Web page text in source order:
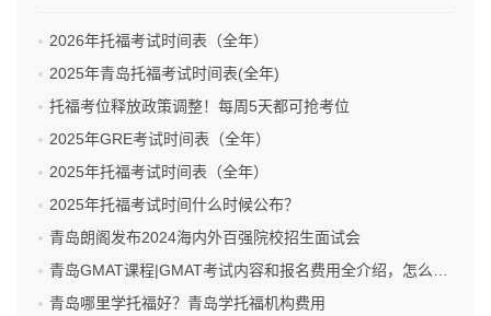
2026年托福考试时间表（全年）
2025年青岛托福考试时间表(全年)
托福考位释放政策调整！每周5天都可抢考位
2025年GRE考试时间表（全年）
2025年托福考试时间表（全年）
2025年托福考试时间什么时候公布？
青岛朗阁发布2024海内外百强院校招生面试会
青岛GMAT课程|GMAT考试内容和报名费用全介绍，怎么报名GMAT考试呢？
青岛哪里学托福好？青岛学托福机构费用